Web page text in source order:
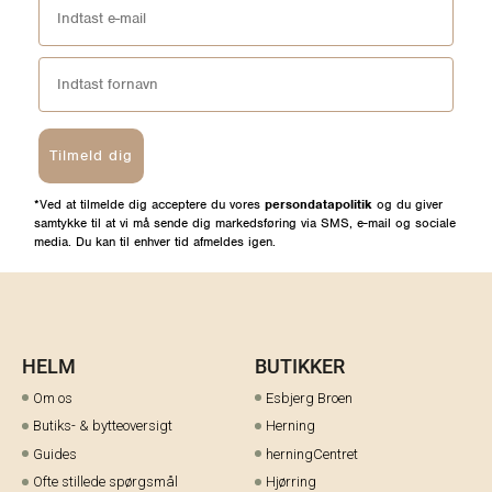
Tilmeld dig
*Ved at tilmelde dig acceptere du vores persondatapolitik og du giver
samtykke til at vi må sende dig markedsføring via SMS, e-mail og sociale
media. Du kan til enhver tid afmeldes igen.
HELM
Om os
Butiks- & bytteoversigt
Guides
Ofte stillede spørgsmål
BUTIKKER
Esbjerg Broen
Herning
herningCentret
Hjørring